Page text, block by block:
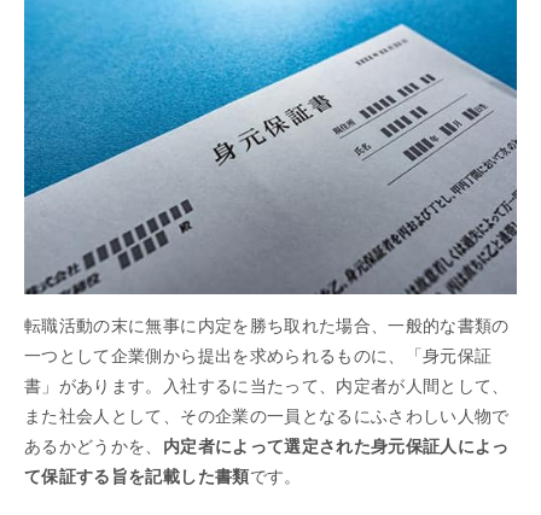
転職活動の末に無事に内定を勝ち取れた場合、一般的な書類の
一つとして企業側から提出を求められるものに、「身元保証
書」があります。入社するに当たって、内定者が人間として、
また社会人として、その企業の一員となるにふさわしい人物で
あるかどうかを、 内定者によって選定された身元保証人によっ
て保証する旨を記載した書類です。